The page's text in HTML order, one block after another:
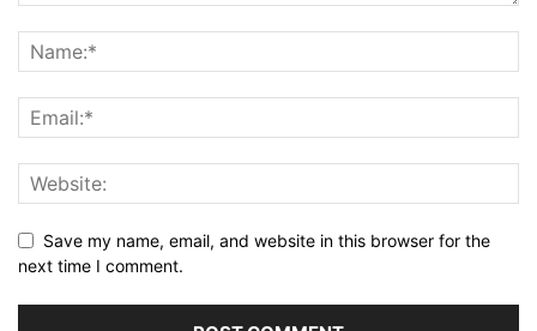
Save my name, email, and website in this browser for the
next time I comment.